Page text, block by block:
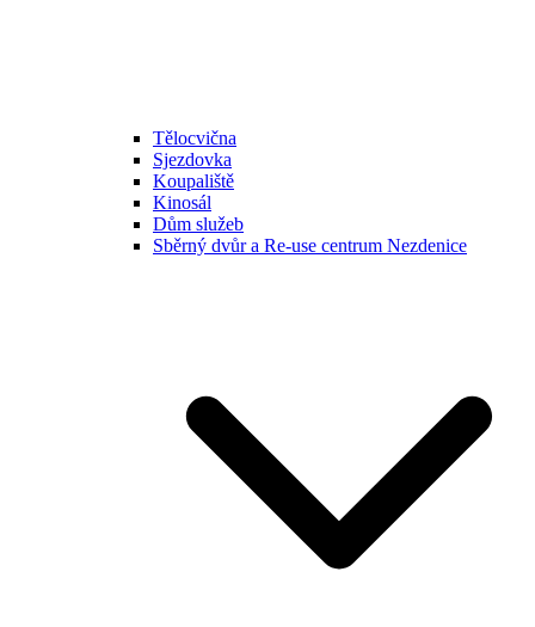
Tělocvična
Sjezdovka
Koupaliště
Kinosál
Dům služeb
Sběrný dvůr a Re-use centrum Nezdenice